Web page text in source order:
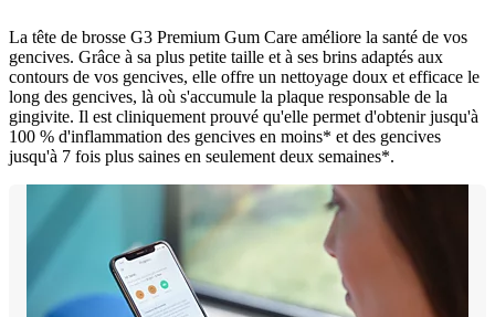
La tête de brosse G3 Premium Gum Care améliore la santé de vos
gencives. Grâce à sa plus petite taille et à ses brins adaptés aux
contours de vos gencives, elle offre un nettoyage doux et efficace le
long des gencives, là où s'accumule la plaque responsable de la
gingivite. Il est cliniquement prouvé qu'elle permet d'obtenir jusqu'à
100 % d'inflammation des gencives en moins* et des gencives
jusqu'à 7 fois plus saines en seulement deux semaines*.